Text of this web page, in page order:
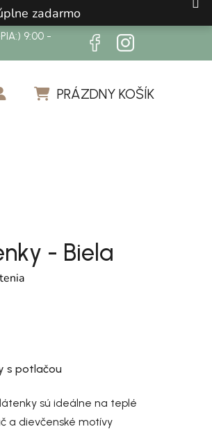
zadarmo
9:00 -
PRÁZDNY KOŠÍK
- Biela
z 5 hviezdičiek.
s potlačou
sú ideálne na teplé
a dievčenské motívy